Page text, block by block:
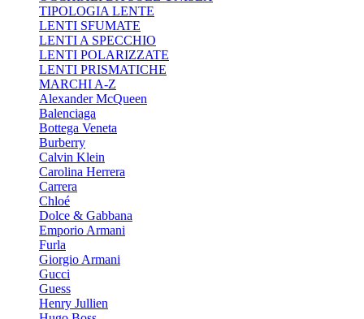
TIPOLOGIA LENTE
LENTI SFUMATE
LENTI A SPECCHIO
LENTI POLARIZZATE
LENTI PRISMATICHE
MARCHI A-Z
Alexander McQueen
Balenciaga
Bottega Veneta
Burberry
Calvin Klein
Carolina Herrera
Carrera
Chloé
Dolce & Gabbana
Emporio Armani
Furla
Giorgio Armani
Gucci
Guess
Henry Jullien